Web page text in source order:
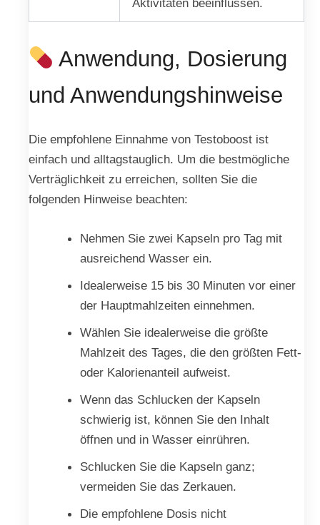
Aktivitäten beeinflussen.
Anwendung, Dosierung
und Anwendungshinweise
Die empfohlene Einnahme von Testoboost ist
einfach und alltagstauglich. Um die bestmögliche
Verträglichkeit zu erreichen, sollten Sie die
folgenden Hinweise beachten:
Nehmen Sie zwei Kapseln pro Tag mit
ausreichend Wasser ein.
Idealerweise 15 bis 30 Minuten vor einer
der Hauptmahlzeiten einnehmen.
Wählen Sie idealerweise die größte
Mahlzeit des Tages, die den größten Fett-
oder Kalorienanteil aufweist.
Wenn das Schlucken der Kapseln
schwierig ist, können Sie den Inhalt
öffnen und in Wasser einrühren.
Schlucken Sie die Kapseln ganz;
vermeiden Sie das Zerkauen.
Die empfohlene Dosis nicht